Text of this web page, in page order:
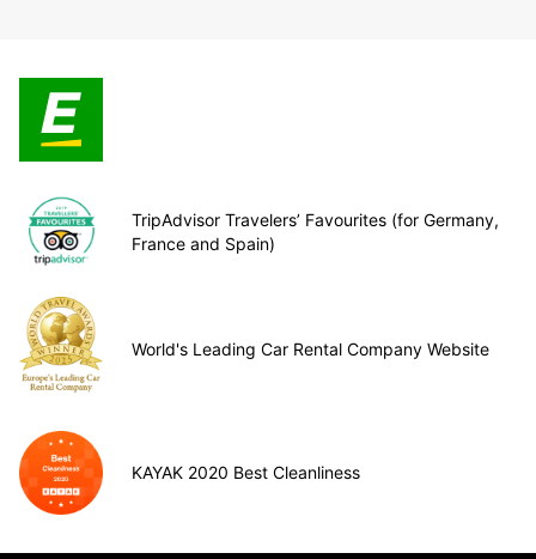
TripAdvisor Travelers’ Favourites (for Germany,
France and Spain)
World's Leading Car Rental Company Website
KAYAK 2020 Best Cleanliness